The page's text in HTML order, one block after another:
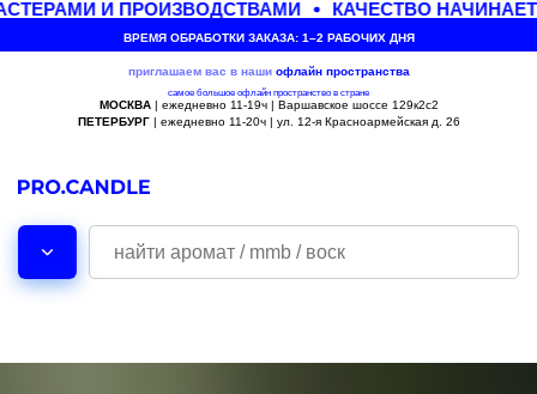
И ПРОИЗВОДСТВАМИ КАЧЕСТВО
ВРЕМЯ ОБРАБОТКИ ЗАКАЗА: 1–2 РАБОЧИХ ДНЯ
приглашаем вас в наши офлайн пространства
самое большое офлайн пространство в стране
МОСКВА| ежедневно 11-19ч | Варшавское шоссе 129к2с2
ПЕТЕРБУРГ| ежедневно 11-20ч | ул. 12-я Красноармейская д. 26